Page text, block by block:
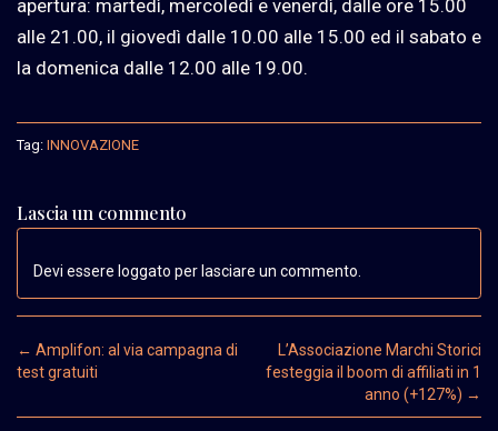
apertura: martedì, mercoledì e venerdì, dalle ore 15.00
alle 21.00, il giovedì dalle 10.00 alle 15.00 ed il sabato e
la domenica dalle 12.00 alle 19.00.
Tag: INNOVAZIONE
Lascia un commento
Devi essere loggato per lasciare un commento.
Post navigation
← Amplifon: al via campagna di
test gratuiti
L’Associazione Marchi Storici
festeggia il boom di affiliati in 1
anno (+127%) →